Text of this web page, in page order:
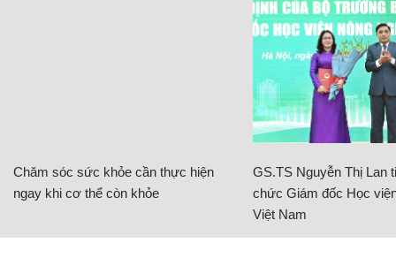
Chăm sóc sức khỏe cần thực hiện
ngay khi cơ thể còn khỏe
GS.TS Nguyễn Thị Lan
chức Giám đốc Học
Việt Nam